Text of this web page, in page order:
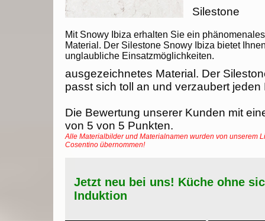
Mit Snowy Ibiza erhalten Sie ein phänomenales
Material. Der Silestone Snowy Ibiza bietet
unglaubliche Einsatzmöglichkeiten.
Silestone
ausgezeichnetes Material. Der
passt sich toll an und verzaubert jeden
Die Bewertung unserer Kunden mit
von 5 von 5 Punkten.
Alle Materialbilder und Materialnamen wurden von unserem
Cosentino übernommen!
Jetzt neu bei uns! Küche ohne
Induktion